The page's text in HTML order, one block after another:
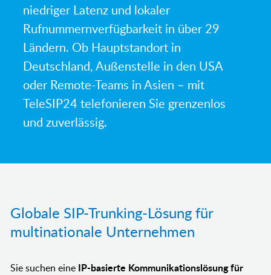
niedriger Latenz und lokaler
Rufnummernverfügbarkeit in über 29
Ländern. Ob Hauptstandort in
Deutschland, Außenstelle in den USA
oder Remote-Teams in Asien – mit
TeleSIP24 telefonieren Sie grenzenlos
und zuverlässig.
Globale SIP-Trunking-Lösung für
multinationale Unternehmen
Sie suchen eine IP-basierte Kommunikationslösung für